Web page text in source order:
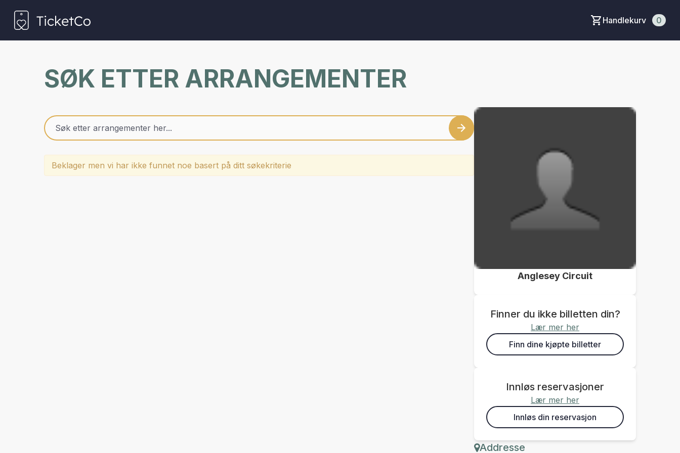
Handlekurv 0
SØK ETTER ARRANGEMENTER
Beklager men vi har ikke funnet noe basert på ditt søkekriterie
Anglesey Circuit
Finner du ikke billetten din?
Lær mer her
Finn dine kjøpte billetter
Innløs reservasjoner
Lær mer her
Innløs din reservasjon
Addresse